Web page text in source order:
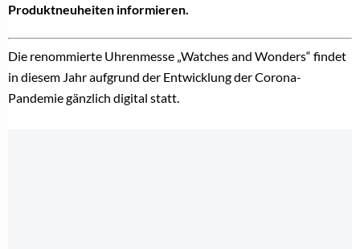
Produktneuheiten informieren.
Die renommierte Uhrenmesse „Watches and Wonders“ findet
in diesem Jahr aufgrund der Entwicklung der Corona-
Pandemie gänzlich digital statt.